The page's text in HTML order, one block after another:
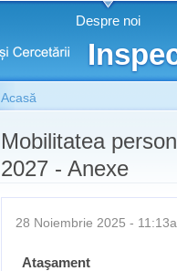
Despre noi
Eşti aici
Acasă
Mobilitatea
2027 - Anexe
28 Noiembrie 2025 -
Ataşament